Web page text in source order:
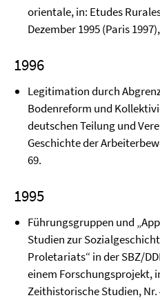
orientale, in: Etudes
Dezember 1995 (Paris
1996
Legitimation durch
Bodenreform und
deutschen Teilung und
Geschichte der
69.
1995
Führungsgruppen und
Studien zur
Proletariats“ in der SBZ/
einem Forschungs­projekt,
Zeithistorische Studien, Nr.